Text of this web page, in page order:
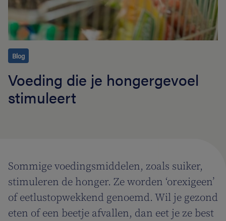
Blog
Voeding die je hongergevoel
stimuleert
Sommige voedingsmiddelen, zoals suiker,
stimuleren de honger. Ze worden ‘orexigeen’
of eetlustopwekkend genoemd. Wil je gezond
eten of een beetje afvallen, dan eet je ze best